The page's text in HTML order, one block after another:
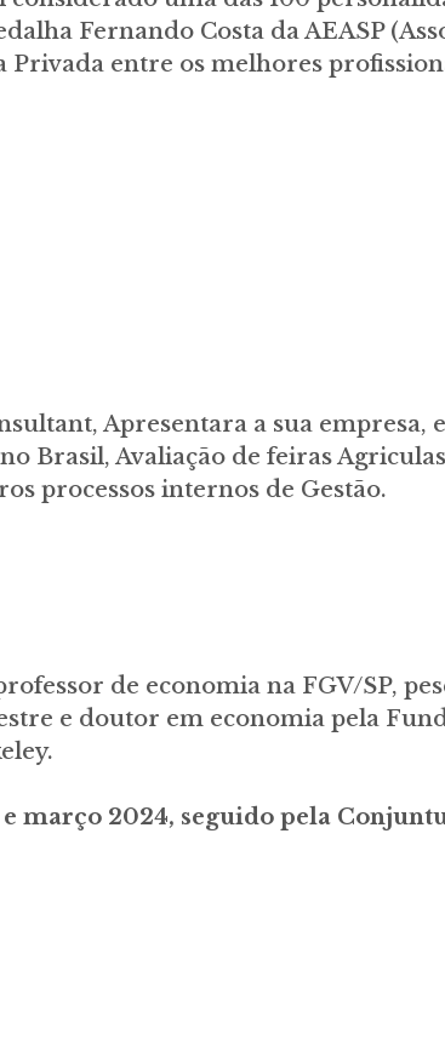
Fernando Costa da AEASP
entre os melhores
Apresentara a sua empresa,
Brasil, Avaliação de feiras
processos internos de Gestão.
de economia na FGV/SP,
e doutor em economia pela
março 2024, seguido pela